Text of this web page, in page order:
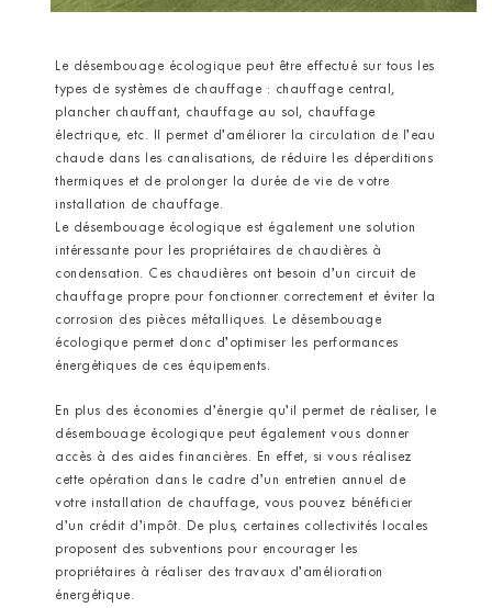
Le désembouage écologique peut être effectué sur tous les
types de systèmes de chauffage : chauffage central,
plancher chauffant, chauffage au sol, chauffage
électrique, etc. Il permet d’améliorer la circulation de l’eau
chaude dans les canalisations, de réduire les déperditions
thermiques et de prolonger la durée de vie de votre
installation de chauffage.
Le désembouage écologique est également une solution
intéressante pour les propriétaires de chaudières à
condensation. Ces chaudières ont besoin d’un circuit de
chauffage propre pour fonctionner correctement et éviter la
corrosion des pièces métalliques. Le désembouage
écologique permet donc d’optimiser les performances
énergétiques de ces équipements.
En plus des économies d’énergie qu’il permet de réaliser, le
désembouage écologique peut également vous donner
accès à des aides financières. En effet, si vous réalisez
cette opération dans le cadre d’un entretien annuel de
votre installation de chauffage, vous pouvez bénéficier
d’un crédit d’impôt. De plus, certaines collectivités locales
proposent des subventions pour encourager les
propriétaires à réaliser des travaux d’amélioration
énergétique.